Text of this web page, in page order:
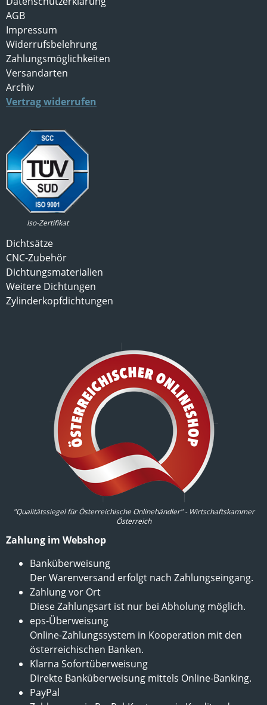
AGB
Impressum
Widerrufsbelehrung
Zahlungsmöglichkeiten
Versandarten
Archiv
Vertrag widerrufen
Iso-Zertifikat
Dichtsätze
CNC-Zubehör
Dichtungsmaterialien
Weitere Dichtungen
Zylinderkopfdichtungen
"Qualitätssiegel für Österreichische Onlinehändler" - Wirtschaftskammer
Österreich
Zahlung im Webshop
Banküberweisung
Der Warenversand erfolgt nach Zahlungseingang.
Zahlung vor Ort
Diese Zahlungsart ist nur bei Abholung möglich.
eps-Überweisung
Online-Zahlungssystem in Kooperation mit den
österreichischen Banken.
Klarna Sofortüberweisung
Direkte Banküberweisung mittels Online-Banking.
PayPal